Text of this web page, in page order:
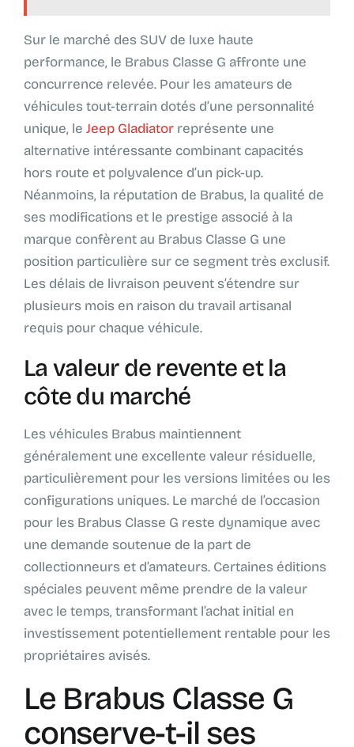
Sur le marché des SUV de luxe haute
performance, le Brabus Classe G affronte une
concurrence relevée. Pour les amateurs de
véhicules tout-terrain dotés d’une personnalité
unique, le Jeep Gladiator représente une
alternative intéressante combinant capacités
hors route et polyvalence d’un pick-up.
Néanmoins, la réputation de Brabus, la qualité de
ses modifications et le prestige associé à la
marque confèrent au Brabus Classe G une
position particulière sur ce segment très exclusif.
Les délais de livraison peuvent s’étendre sur
plusieurs mois en raison du travail artisanal
requis pour chaque véhicule.
La valeur de revente et la
côte du marché
Les véhicules Brabus maintiennent
généralement une excellente valeur résiduelle,
particulièrement pour les versions limitées ou les
configurations uniques. Le marché de l’occasion
pour les Brabus Classe G reste dynamique avec
une demande soutenue de la part de
collectionneurs et d’amateurs. Certaines éditions
spéciales peuvent même prendre de la valeur
avec le temps, transformant l’achat initial en
investissement potentiellement rentable pour les
propriétaires avisés.
Le Brabus Classe G
conserve-t-il ses